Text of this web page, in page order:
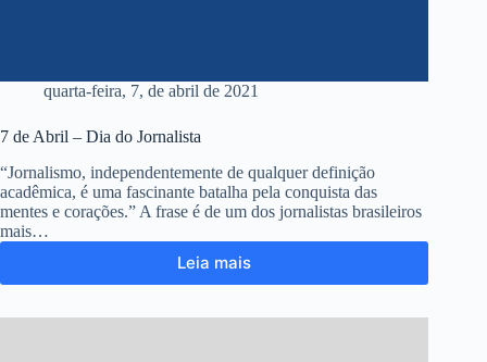
quarta-feira, 7, de abril de 2021
7 de Abril – Dia do Jornalista
“Jornalismo, independentemente de qualquer definição
acadêmica, é uma fascinante batalha pela conquista das
mentes e corações.” A frase é de um dos jornalistas brasileiros
mais…
Leia mais